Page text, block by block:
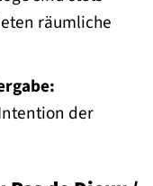
räumliche
der